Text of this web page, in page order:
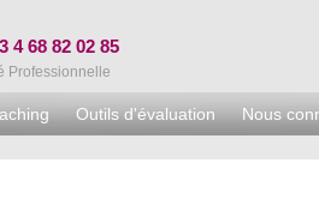
4 68 82 02 85
Professionnelle
Outils d'évaluation Nous